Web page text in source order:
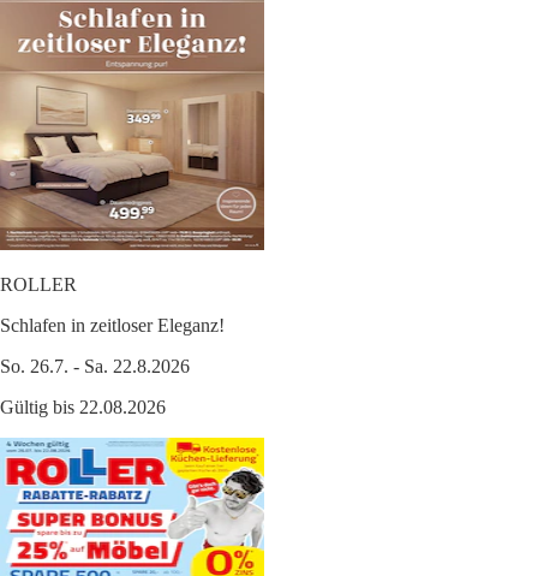
ROLLER
Schlafen in zeitloser Eleganz!
So. 26.7. - Sa. 22.8.2026
Gültig bis 22.08.2026